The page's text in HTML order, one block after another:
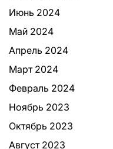
Июнь 2024
Май 2024
Апрель 2024
Март 2024
Февраль 2024
Ноябрь 2023
Октябрь 2023
Август 2023